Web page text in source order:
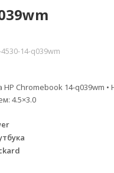
4530-14-q039wm
Chromebook 14-q039wm •
4.5×3.0